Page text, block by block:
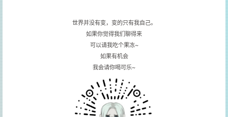
世界并没有变，变的只有我自己。
如果你觉得我们聊得来
可以请我吃个果冻~
如果有机会
我会请你喝可乐~